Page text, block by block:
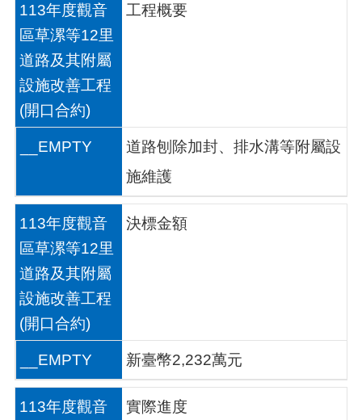
音
區
介
紹
息
活
便
民
資
訊
機
關
通
錄
關
113年度觀音
區草漯等12里
道路及其附屬
設施改善工程
(開口合約)
工程概要
__EMPTY
道路刨除加封、排水溝等附屬設
施維護
113年度觀音
區草漯等12里
道路及其附屬
設施改善工程
(開口合約)
決標金額
__EMPTY 新臺幣2,232萬元
113年度觀音
實際進度